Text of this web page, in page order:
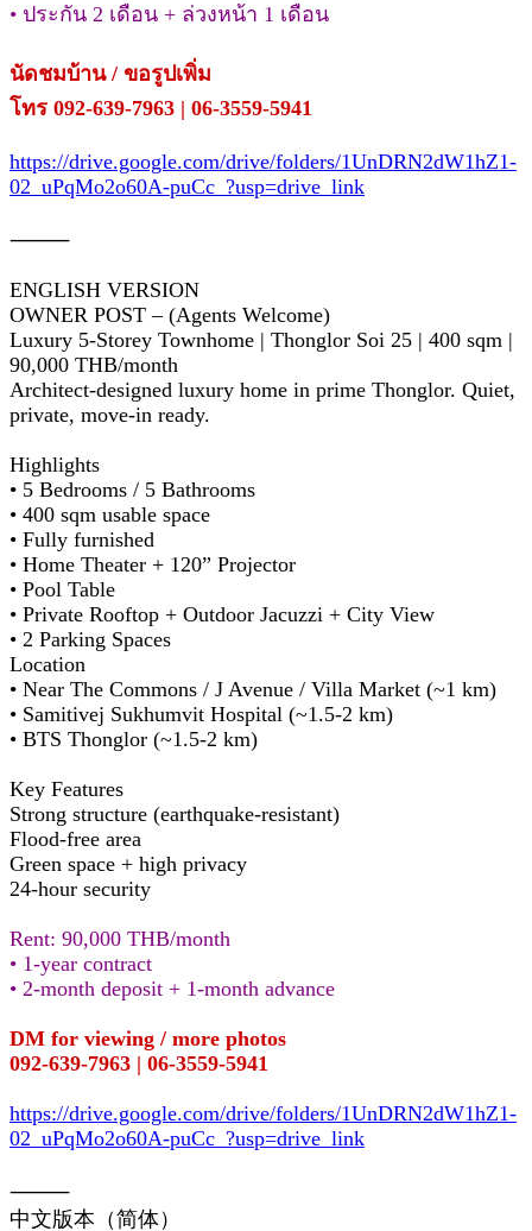
• ประกัน 2 เดือน + ล่วงหน้า 1 เดือน
นัดชมบ้าน / ขอรูปเพิ่ม
โทร 092-639-7963 | 06-3559-5941
https://drive.google.com/drive/folders/1UnDRN2dW1hZ1-
02_uPqMo2o60A-puCc_?usp=drive_link
⸻
ENGLISH VERSION
OWNER POST – (Agents Welcome)
Luxury 5-Storey Townhome | Thonglor Soi 25 | 400 sqm |
90,000 THB/month
Architect-designed luxury home in prime Thonglor. Quiet,
private, move-in ready.
Highlights
• 5 Bedrooms / 5 Bathrooms
• 400 sqm usable space
• Fully furnished
• Home Theater + 120” Projector
• Pool Table
• Private Rooftop + Outdoor Jacuzzi + City View
• 2 Parking Spaces
Location
• Near The Commons / J Avenue / Villa Market (~1 km)
• Samitivej Sukhumvit Hospital (~1.5-2 km)
• BTS Thonglor (~1.5-2 km)
Key Features
Strong structure (earthquake-resistant)
Flood-free area
Green space + high privacy
24-hour security
Rent: 90,000 THB/month
• 1-year contract
• 2-month deposit + 1-month advance
DM for viewing / more photos
092-639-7963 | 06-3559-5941
https://drive.google.com/drive/folders/1UnDRN2dW1hZ1-
02_uPqMo2o60A-puCc_?usp=drive_link
⸻
中文版本（简体）